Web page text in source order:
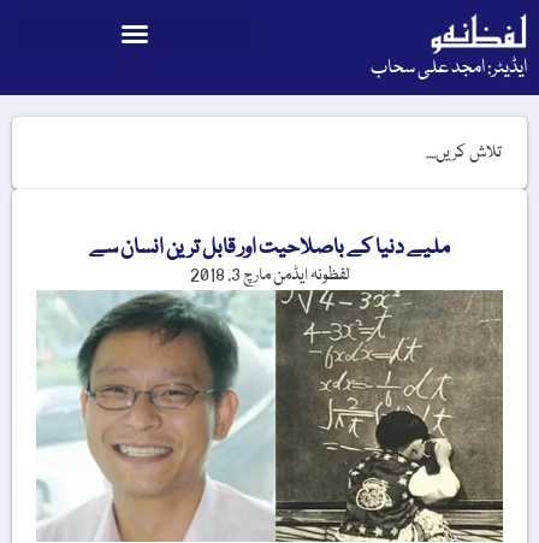
ایڈیٹر: امجد علی سحاب
ملیے دنیا کے باصلاحیت اور قابل ترین انسان سے
لفظونہ ایڈمنمارچ 3, 2018